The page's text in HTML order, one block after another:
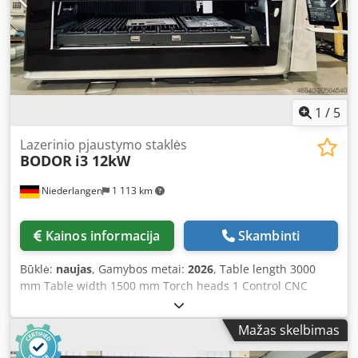
panel - Magnetic coupling, head detection - Laser power
control - Power cycles - Laser welding
1 / 5
Niederlangen 1 113 km
Lazerinio pjaustymo staklės
BODOR i3 12kW
Kainos informacija Skambinti
Būklė: naujas, Gamybos metai: 2026, Table length 3000
mm Table width 1500 mm Torch heads 1 Control CNC
Workpiece weight 900 kg Traverse speed 91 m/min Weight
4980 kg Required space approx. 5562 x 2270 x 2388 mm
Laser cutting system with manual shuttle table
Configuration 1. BodorPower laser source 12 kW 2. Bodor
Mažas skelbimas